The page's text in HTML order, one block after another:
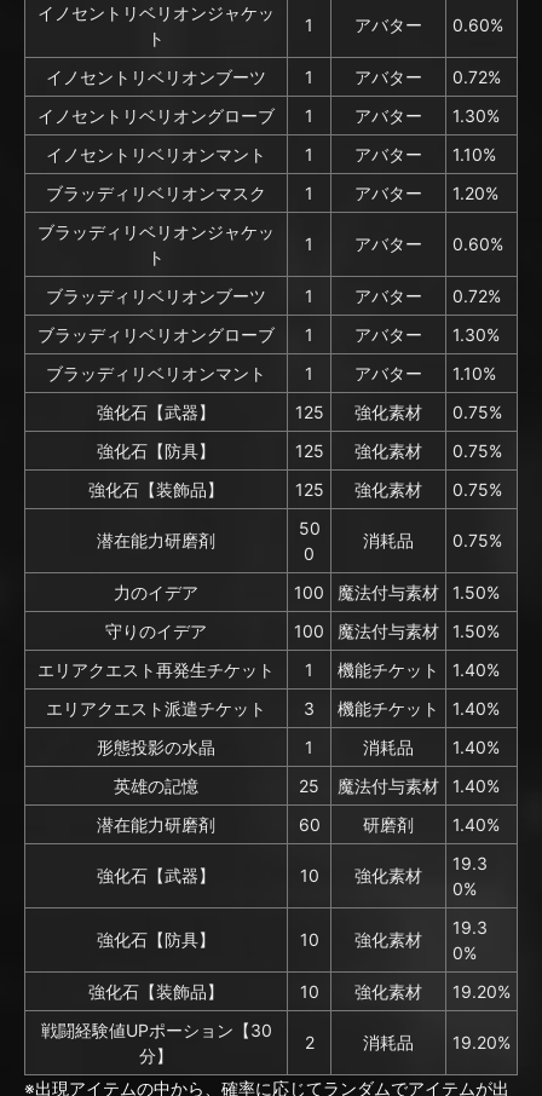
イノセントリベリオンジャケッ
ト
1 アバター 0.60%
イノセントリベリオンブーツ 1 アバター
0.72%
イノセントリベリオングローブ
1 アバター
1.30%
イノセントリベリオンマント
1 アバター
1.10%
ブラッディリベリオンマスク
1 アバター
1.20%
ブラッディリベリオンジャケッ
ト
1 アバター 0.60%
ブラッディリベリオンブーツ 1 アバター
0.72%
ブラッディリベリオングローブ
1 アバター
1.30%
ブラッディリベリオンマント
1 アバター
1.10%
強化石【武器】
125 強化素材
0.75%
強化石【防具】
125 強化素材
0.75%
強化石【装飾品】
125 強化素材 0.75%
潜在能力研磨剤
50
0
消耗品 0.75%
力のイデア 100 魔法付与素材
1.50%
守りのイデア
100 魔法付与素材
1.50%
エリアクエスト再発生チケット
1 機能チケット
1.40%
エリアクエスト派遣チケット
3 機能チケット
1.40%
形態投影の水晶
1 消耗品
1.40%
英雄の記憶
25 魔法付与素材
1.40%
潜在能力研磨剤
60 研磨剤 1.40%
強化石【武器】 10 強化素材
19.3
0%
強化石【防具】 10 強化素材
19.3
0%
強化石【装飾品】
10 強化素材
19.20%
戦闘経験値UPポーション【30
分】
2 消耗品 19.20%
※出現アイテムの中から、確率に応じてランダムでアイテムが出